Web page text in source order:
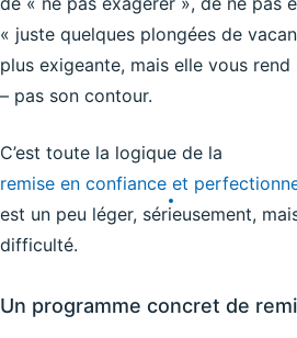
« juste quelques plongées de
plus exigeante, mais elle vous
– pas son contour.
C’est toute la logique de la
remise en confiance et
est un peu léger, sérieusement,
difficulté.
Un programme concret de